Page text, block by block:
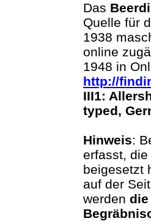
Das
Quelle für
1938
online
1948 in
http://
III1:
typed,
Hinweis:
erfasst,
beigesetzt
auf der
werden die